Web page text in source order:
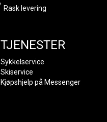
Rask levering
TJENESTER
Sykkelservice
Skiservice
Kjøpshjelp på Messenger